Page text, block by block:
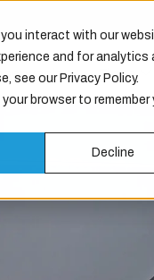
interact with our
and for analytics
see our Privacy Policy.
browser to remember
Decline
Firma